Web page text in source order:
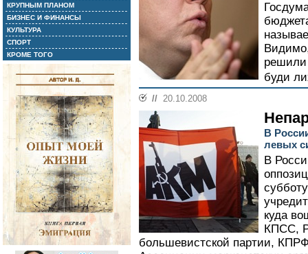
КРУПНЫМ ПЛАНОМ
БИЗНЕС И ФИНАНСЫ
КУЛЬТУРА
СПОРТ
КРОМЕ ТОГО
решили
буди
// 20.10.2008
В
левых
В
куда
КПСС,
большевистской партии,